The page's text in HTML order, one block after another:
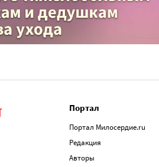
Портал
Портал Милосердие.ru
Редакция
Авторы